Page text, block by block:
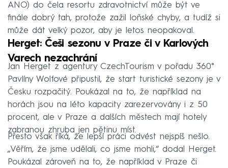
ANO) do čela resortu zdravotnictví může být ve
finále dobrý tah, protože zažil loňské chyby, a tudíž si
může dát velký pozor, aby je letos neopakoval.
Herget: Češi sezonu v Praze či v Karlových
Varech nezachrání
Jan Herget z agentury CzechTourism v pořadu 360°
Pavlíny Wolfové připustil, že start turistické sezony je v
Česku rozpačitý. Poukázal na to, že například na
horách jsou na léto kapacity zarezervovány i z 50
procent, ale v Praze a dalších městech mají hotely
zabranou zhruba jen pětinu míst.
Přesto však říká, že lepší práci odvést nejspíš nešlo.
„Věřím, že jsme udělali, co jsme mohli,“ dodal Herget.
Poukázal zároveň na to, že například v Praze či